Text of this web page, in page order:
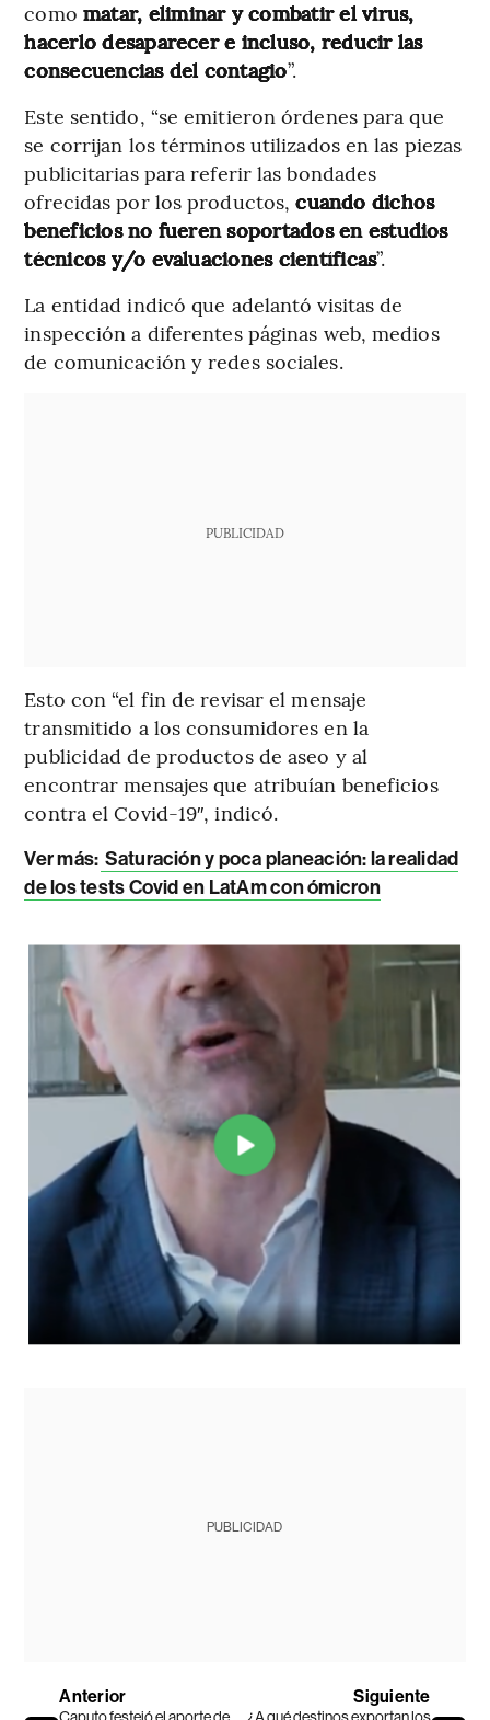
como matar, eliminar y combatir el virus,
hacerlo desaparecer e incluso, reducir las
consecuencias del contagio”.
Este sentido, “se emitieron órdenes para que
se corrijan los términos utilizados en las piezas
publicitarias para referir las bondades
ofrecidas por los productos,cuando dichos
beneficios no fueren soportados en estudios
técnicos y/o evaluaciones científicas”.
La entidad indicó que adelantó visitas de
inspección a diferentes páginas web, medios
de comunicación y redes sociales.
PUBLICIDAD
Esto con “el fin de revisar el mensaje
transmitido a los consumidores en la
publicidad de productos de aseo y al
encontrar mensajes que atribuían beneficios
contra el Covid-19″, indicó.
Ver más: Saturación y poca planeación: la realidad
de los tests Covid en LatAm con ómicron
PUBLICIDAD
Anterior
Caputo festejó el aporte de
Siguiente
¿A qué destinos exportan los